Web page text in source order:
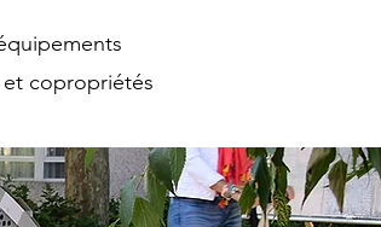
copropriétés